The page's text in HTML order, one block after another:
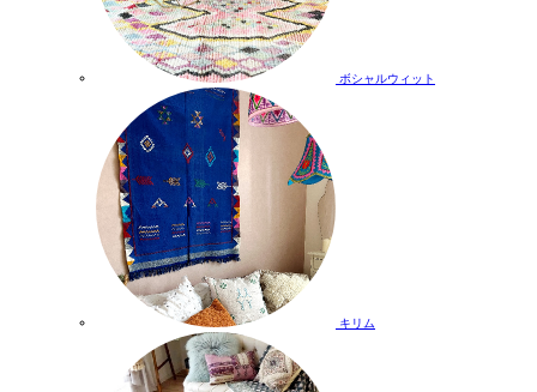
ボシャルウィット
キリム